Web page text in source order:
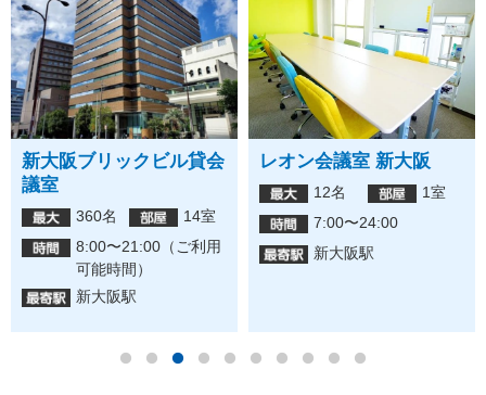
新大阪ブリックビル貸会
議室
360名
14室
8:00〜21:00（ご利用
可能時間）
新大阪駅
レオン会議室 新大阪
12名
1室
7:00〜24:00
新大阪駅